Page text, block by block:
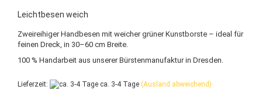
Leichtbesen weich
Zweireihiger Handbesen mit weicher grüner Kunstborste – ideal für
feinen Dreck, in 30–60 cm Breite.
100 % Handarbeit aus unserer Bürstenmanufaktur in Dresden.
Lieferzeit: ca. 3-4 Tage (Ausland abweichend)